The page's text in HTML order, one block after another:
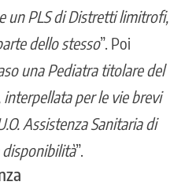
un PLS di Distretti limitrofi,
dello stesso”. Poi
una Pediatra titolare del
interpellata per le vie brevi
Assistenza Sanitaria di
disponibilità”.